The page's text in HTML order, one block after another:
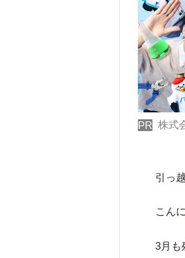
PR 株式
引っ
こん
3月も